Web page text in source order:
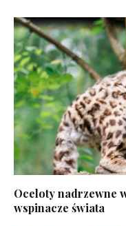
Oceloty nadrzewne
wspinacze świata